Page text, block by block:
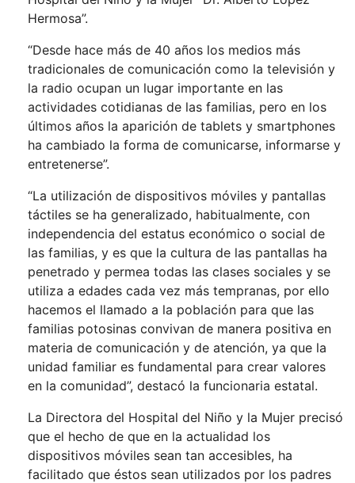
Hermosa”.
“Desde hace más de 40 años los medios más
tradicionales de comunicación como la televisión y
la radio ocupan un lugar importante en las
actividades cotidianas de las familias, pero en los
últimos años la aparición de tablets y smartphones
ha cambiado la forma de comunicarse, informarse y
entretenerse”.
“La utilización de dispositivos móviles y pantallas
táctiles se ha generalizado, habitualmente, con
independencia del estatus económico o social de
las familias, y es que la cultura de las pantallas ha
penetrado y permea todas las clases sociales y se
utiliza a edades cada vez más tempranas, por ello
hacemos el llamado a la población para que las
familias potosinas convivan de manera positiva en
materia de comunicación y de atención, ya que la
unidad familiar es fundamental para crear valores
en la comunidad”, destacó la funcionaria estatal.
La Directora del Hospital del Niño y la Mujer precisó
que el hecho de que en la actualidad los
dispositivos móviles sean tan accesibles, ha
facilitado que éstos sean utilizados por los padres